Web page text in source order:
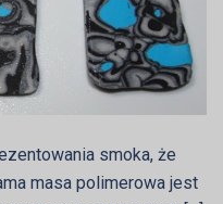
smoka, że
masa polimerowa jest